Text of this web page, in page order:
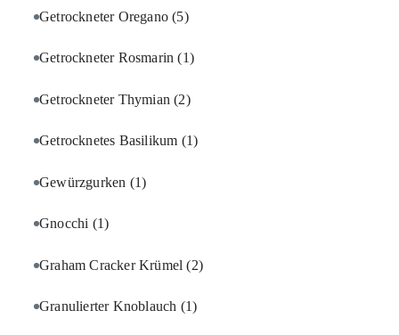
Getrockneter Oregano(5)
Getrockneter Rosmarin(1)
Getrockneter Thymian(2)
Getrocknetes Basilikum (1)
Gewürzgurken (1)
Gnocchi (1)
Graham Cracker Krümel(2)
Granulierter Knoblauch (1)